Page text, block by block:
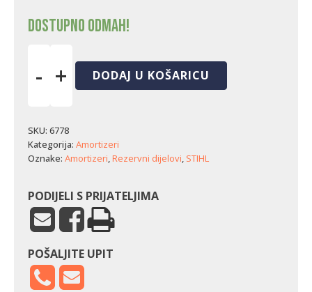
Dostupno odmah!
-
količina
+ DODAJ U KOŠARICU
SKU: 6778
Kategorija: Amortizeri
Oznake: Amortizeri,Rezervni dijelovi, STIHL
PODIJELI S PRIJATELJIMA
POŠALJITE UPIT